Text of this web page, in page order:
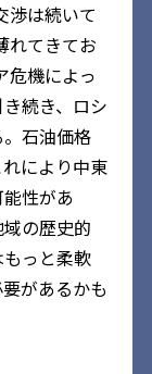
渉は続いて
れてきてお
危機によっ
続き、ロシ
石油価格
により中東
性があ
の歴史的
っと柔軟
があるかも